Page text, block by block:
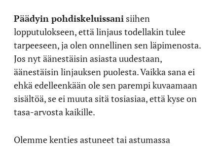
Päädyin pohdiskeluissani siihen
lopputulokseen, että linjaus todellakin tulee
tarpeeseen, ja olen onnellinen sen läpimenosta.
Jos nyt äänestäisin asiasta uudestaan,
äänestäisin linjauksen puolesta. Vaikka sana ei
ehkä edelleenkään ole sen parempi kuvaamaan
sisältöä, se ei muuta sitä tosiasiaa, että kyse on
tasa-arvosta kaikille.
Olemme kenties astuneet tai astumassa